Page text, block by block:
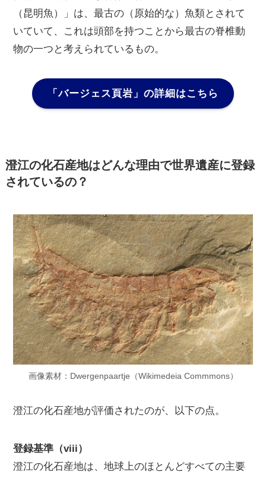
（昆明魚）」は、最古の（原始的な）魚類とされて
いていて、これは頭部を持つことから最古の脊椎動
物の一つと考えられているもの。
「バージェス頁岩」の詳細はこちら
澄江の化石産地はどんな理由で世界遺産に登録
されているの？
画像素材：Dwergenpaartje（Wikimedeia Commmons）
澄江の化石産地が評価されたのが、以下の点。
登録基準（viii）
澄江の化石産地は、地球上のほとんどすべての主要